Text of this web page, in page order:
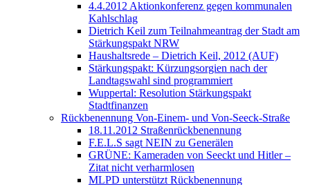
4.4.2012 Aktionkonferenz gegen kommunalen
Kahlschlag
Dietrich Keil zum Teilnahmeantrag der Stadt am
Stärkungspakt NRW
Haushaltsrede – Dietrich Keil, 2012 (AUF)
Stärkungspakt: Kürzungsorgien nach der
Landtagswahl sind programmiert
Wuppertal: Resolution Stärkungspakt
Stadtfinanzen
Rückbenennung Von-Einem- und Von-Seeck-Straße
18.11.2012 Straßenrückbenennung
F.E.L.S sagt NEIN zu Generälen
GRÜNE: Kameraden von Seeckt und Hitler –
Zitat nicht verharmlosen
MLPD unterstützt Rückbenennung